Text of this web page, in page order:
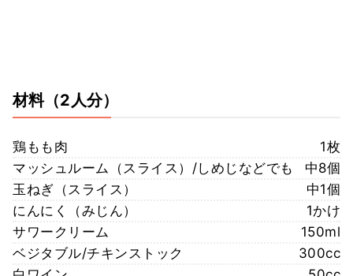
材料（2人分）
鶏もも肉
1枚
マッシュルーム（スライス）/しめじなどでも
中8個
玉ねぎ（スライス）
中1個
にんにく（みじん）
1かけ
サワークリーム
150ml
ベジタブル/チキンストック
300cc